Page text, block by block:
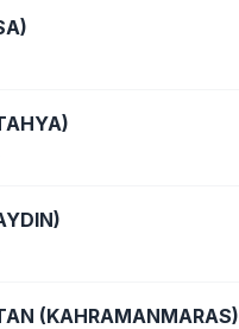
(KAHRAMANMARAS)